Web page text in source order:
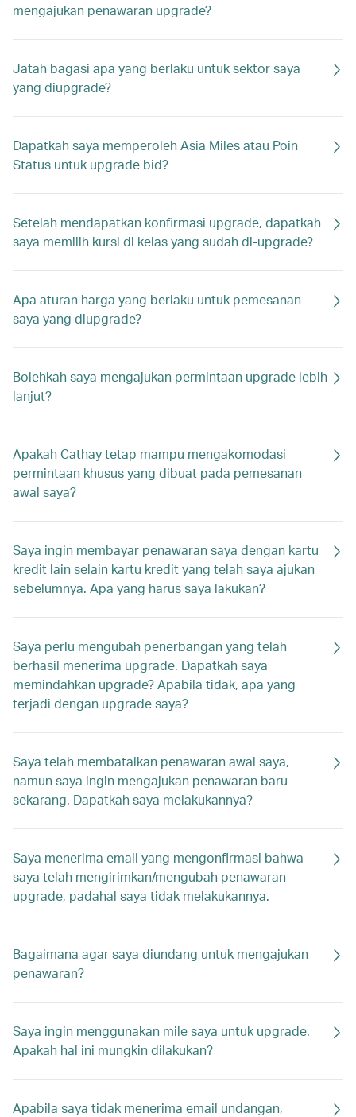
mengajukan penawaran upgrade?
Jatah bagasi apa yang berlaku untuk sektor saya
yang diupgrade?
Dapatkah saya memperoleh Asia Miles atau Poin
Status untuk upgrade bid?
Setelah mendapatkan konfirmasi upgrade, dapatkah
saya memilih kursi di kelas yang sudah di-upgrade?
Apa aturan harga yang berlaku untuk pemesanan
saya yang diupgrade?
Bolehkah saya mengajukan permintaan upgrade lebih
lanjut?
Apakah Cathay tetap mampu mengakomodasi
permintaan khusus yang dibuat pada pemesanan
awal saya?
Saya ingin membayar penawaran saya dengan kartu
kredit lain selain kartu kredit yang telah saya ajukan
sebelumnya. Apa yang harus saya lakukan?
Saya perlu mengubah penerbangan yang telah
berhasil menerima upgrade. Dapatkah saya
memindahkan upgrade? Apabila tidak, apa yang
terjadi dengan upgrade saya?
Saya telah membatalkan penawaran awal saya,
namun saya ingin mengajukan penawaran baru
sekarang. Dapatkah saya melakukannya?
Saya menerima email yang mengonfirmasi bahwa
saya telah mengirimkan/mengubah penawaran
upgrade, padahal saya tidak melakukannya.
Bagaimana agar saya diundang untuk mengajukan
penawaran?
Saya ingin menggunakan mile saya untuk upgrade.
Apakah hal ini mungkin dilakukan?
Apabila saya tidak menerima email undangan,